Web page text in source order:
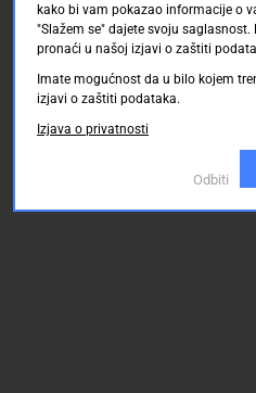
Broj
polova:
kako bi vam pokazao informacije o
"Slažem se" dajete svoju
pronaći u našoj izjavi o zaštiti
Imate mogućnost da u bilo kojem
izjavi o zaštiti podataka.
Izjava o privatnosti
Odbiti